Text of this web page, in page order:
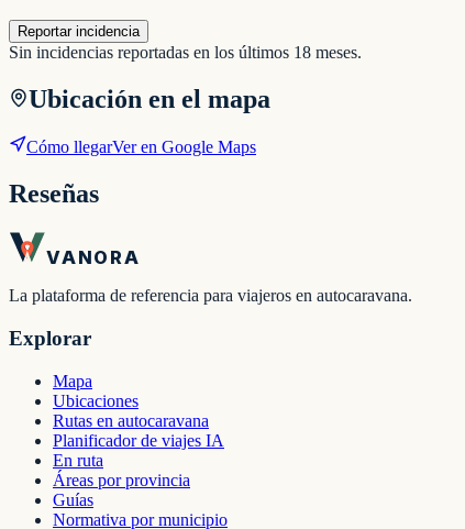
Reportar incidencia
Sin incidencias reportadas en los últimos 18 meses.
Ubicación en el mapa
Cómo llegarVer en Google Maps
Reseñas
VANORA
La plataforma de referencia para viajeros en autocaravana.
Explorar
Mapa
Ubicaciones
Rutas en autocaravana
Planificador de viajes IA
En ruta
Áreas por provincia
Guías
Normativa por municipio